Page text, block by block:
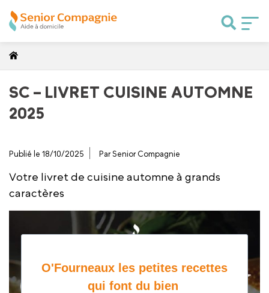
SC – LIVRET CUISINE AUTOMNE
2025
Publié le 18/10/2025 Par Senior Compagnie
Votre livret de cuisine automne à grands
caractères